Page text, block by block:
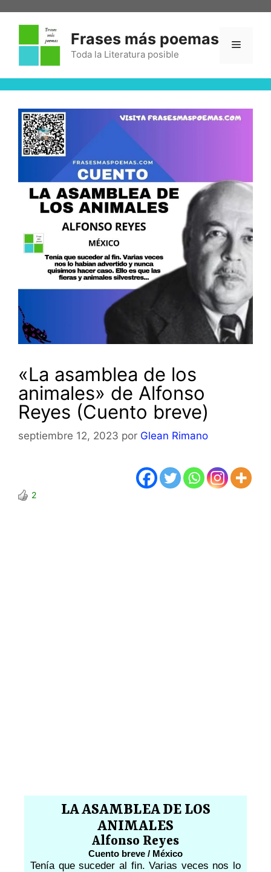
Frases más poemas
Toda la Literatura posible
«La asamblea de los
animales» de Alfonso
Reyes (Cuento breve)
septiembre 12, 2023 por Glean Rimano
2
LA ASAMBLEA DE LOS
ANIMALES
Alfonso Reyes
Cuento breve / México
Tenía que suceder al fin. Varias veces nos lo